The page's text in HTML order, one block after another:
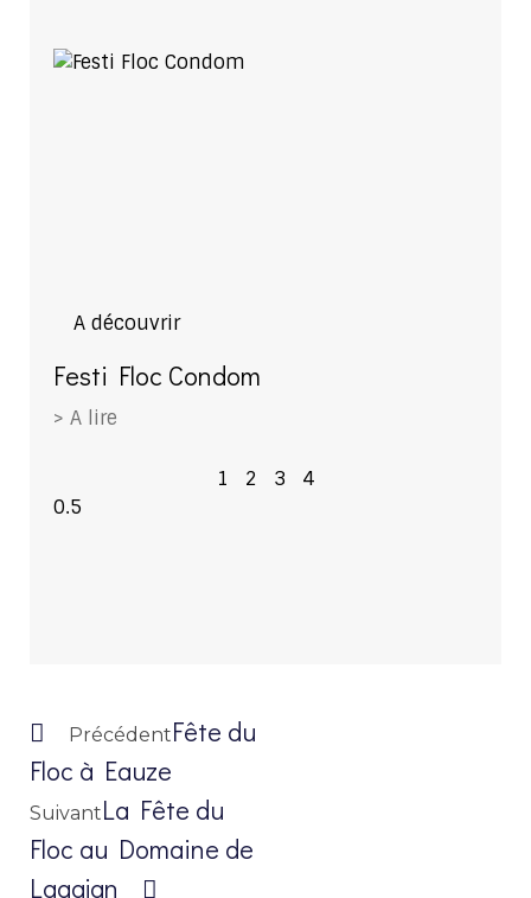
A découvrir
Festi Floc Condom
> A lire
1 2 3 4
PrécédentFête du
Floc à Eauze
SuivantLa Fête du
Floc au Domaine de
Lagajan